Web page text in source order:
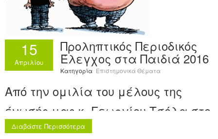
15
Απριλίου
Προληπτικός Περιοδικός
Έλεγχος στα Παιδιά 2016
Κατηγορία Επιστημονικά Θέματα
Από την ομιλία του μέλους της
ένωσής μας κ. Γεωργίου Τσόλα στο
9ο Συνέδριο Παιδιατρικής της
Διαβάστε Περισσότερα